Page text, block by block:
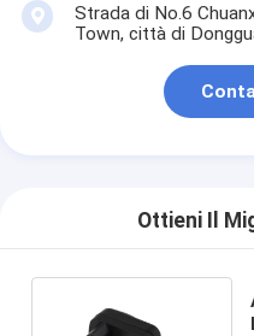
Strada di No.6
Town, città di
Ottieni Il